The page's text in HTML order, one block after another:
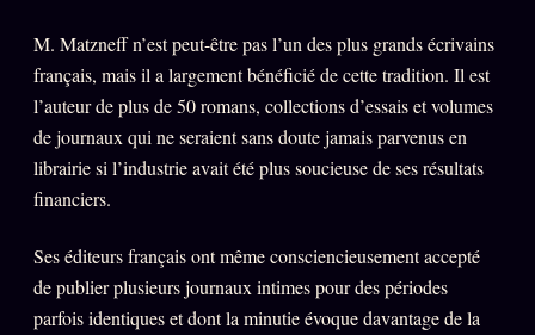
M. Matzneff n’est peut-être pas l’un des plus grands écrivains
français, mais il a largement bénéficié de cette tradition. Il est
l’auteur de plus de 50 romans, collections d’essais et volumes
de journaux qui ne seraient sans doute jamais parvenus en
librairie si l’industrie avait été plus soucieuse de ses résultats
financiers.
Ses éditeurs français ont même consciencieusement accepté
de publier plusieurs journaux intimes pour des périodes
parfois identiques et dont la minutie évoque davantage de la